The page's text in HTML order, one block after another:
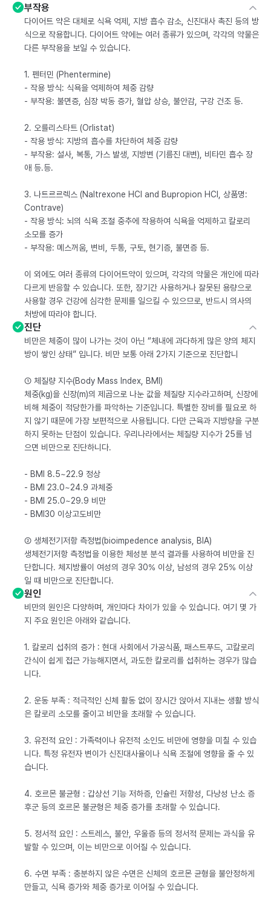
부작용
다이어트 약은 대체로 식욕 억제, 지방 흡수 감소, 신진대사 촉진 등의 방
식으로 작용합니다. 다이어트 약에는 여러 종류가 있으며, 각각의 약물은
다른 부작용을 보일 수 있습니다.
1. 펜터민 (Phentermine)
- 작용 방식: 식욕을 억제하여 체중 감량
- 부작용: 불면증, 심장 박동 증가, 혈압 상승, 불안감, 구강 건조 등.
2. 오를리스타트 (Orlistat)
- 작용 방식: 지방의 흡수를 차단하여 체중 감량
- 부작용: 설사, 복통, 가스 발생, 지방변 (기름진 대변), 비타민 흡수 장
애 등.등.
3. 나트르르렉스 (Naltrexone HCl and Bupropion HCl, 상품명:
Contrave)
- 작용 방식: 뇌의 식욕 조절 중추에 작용하여 식욕을 억제하고 칼로리
소모를 증가
- 부작용: 메스꺼움, 변비, 두통, 구토, 현기증, 불면증 등.
이 외에도 여러 종류의 다이어트약이 있으며, 각각의 약물은 개인에 따라
다르게 반응할 수 있습니다. 또한, 장기간 사용하거나 잘못된 용량으로
사용할 경우 건강에 심각한 문제를 일으킬 수 있으므로, 반드시 의사의
처방에 따라야 합니다.
진단
비만은 체중이 많이 나가는 것이 아닌 “체내에 과다하게 많은 양의 체지
방이 쌓인 상태” 입니다. 비만 보통 아래 2가지 기준으로 진단합니
① 체질량 지수(Body Mass Index, BMI)
체중(kg)을 신장(m)의 제곱으로 나눈 값을 체질량 지수라고하며, 신장에
비해 체중이 적당한가를 파악하는 기준입니다. 특별한 장비를 필요로 하
지 않기 때문에 가장 보편적으로 사용됩니다. 다만 근육과 지방량을 구분
하지 못하는 단점이 있습니다. 우리나라에서는 체질량 지수가 25를 넘
으면 비만으로 진단하니다.
- BMI 8.5~22.9 정상
- BMI 23.0~24.9 과체중
- BMI 25.0~29.9 비만
- BMI30 이상고도비만
② 생체전기저항 측정법(bioimpedence analysis, BIA)
생체전기저항 측정법을 이용한 체성분 분석 결과를 사용하여 비만을 진
단합니다. 체지방률이 여성의 경우 30% 이상, 남성의 경우 25% 이상
일 때 비만으로 진단합니다.
원인
비만의 원인은 다양하며, 개인마다 차이가 있을 수 있습니다. 여기 몇 가
지 주요 원인은 아래와 같습니다.
1. 칼로리 섭취의 증가 : 현대 사회에서 가공식품, 패스트푸드, 고칼로리
간식이 쉽게 접근 가능해지면서, 과도한 칼로리를 섭취하는 경우가 많습
니다.
2. 운동 부족 : 적극적인 신체 활동 없이 장시간 앉아서 지내는 생활 방식
은 칼로리 소모를 줄이고 비만을 초래할 수 있습니다.
3. 유전적 요인 : 가족력이나 유전적 소인도 비만에 영향을 미칠 수 있습
니다. 특정 유전자 변이가 신진대사율이나 식욕 조절에 영향을 줄 수 있
습니다.
4. 호르몬 불균형 : 갑상선 기능 저하증, 인슐린 저항성, 다낭성 난소 증
후군 등의 호르몬 불균형은 체중 증가를 초래할 수 있습니다.
5. 정서적 요인 : 스트레스, 불안, 우울증 등의 정서적 문제는 과식을 유
발할 수 있으며, 이는 비만으로 이어질 수 있습니다.
6. 수면 부족 : 충분하지 않은 수면은 신체의 호르몬 균형을 불안정하게
만들고, 식욕 증가와 체중 증가로 이어질 수 있습니다.